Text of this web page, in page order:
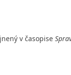
v časopise